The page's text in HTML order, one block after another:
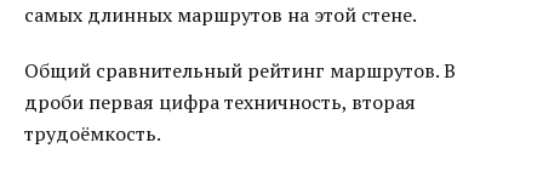
самых длинных маршрутов на этой стене.
Общий сравнительный рейтинг маршрутов. В
дроби первая цифра техничность, вторая
трудоёмкость.